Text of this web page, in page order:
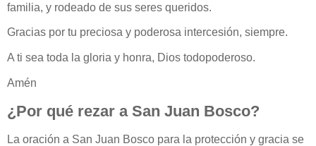
familia, y rodeado de sus seres queridos.
Gracias por tu preciosa y poderosa intercesión, siempre.
A ti sea toda la gloria y honra, Dios todopoderoso.
Amén
¿Por qué rezar a San Juan Bosco?
La oración a San Juan Bosco para la protección y gracia se